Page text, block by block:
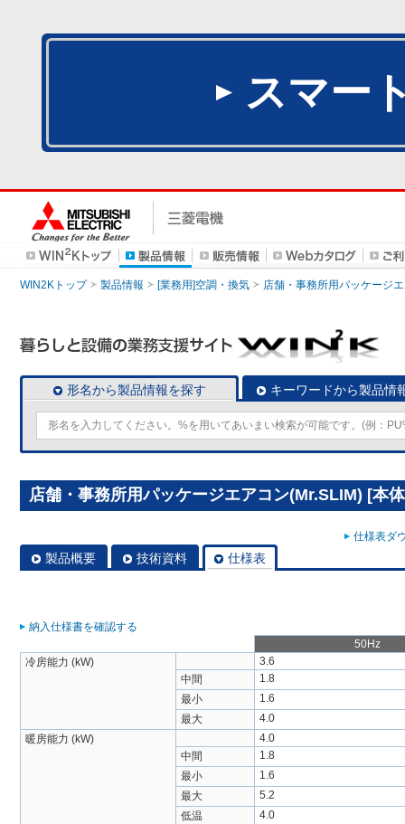
スマー
WIN2Kトップ 製品情報 [業務用]空調・換気 店舗・事務所用パッケージ
形名から製品情報を探す キーワードから製品情
店舗・事務所用パッケージエアコン(Mr.SLIM) [本
仕様表ダ
製品概要 技術資料 仕様表
納入仕様書を確認する
50Hz
冷房能力 (kW)
3.6
中間
1.8
最小
1.6
最大
4.0
暖房能力 (kW)
4.0
中間
1.8
最小
1.6
最大
5.2
低温
4.0